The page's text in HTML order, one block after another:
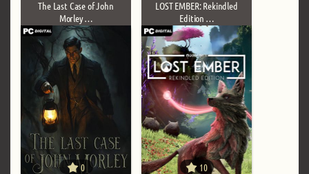
The Last Case of John
Morley …
0
LOST EMBER: Rekindled
Edition …
10